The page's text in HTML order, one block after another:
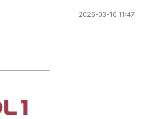
2026-03-16 11:47